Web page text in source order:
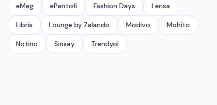
eMag ePantofi Fashion Days Lensa
Libris Lounge by Zalando Modivo Mohito
Notino Sinsay Trendyol